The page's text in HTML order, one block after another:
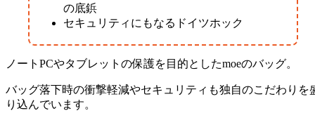
の底鋲
セキュリティにもなるドイツホック
ノートPCやタブレットの保護を目的としたmoeのバッグ。
バッグ落下時の衝撃軽減やセキュリティも独自のこだわりを
り込んでいます。